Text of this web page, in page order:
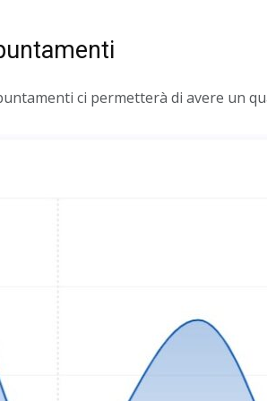
ci permetterà di avere un